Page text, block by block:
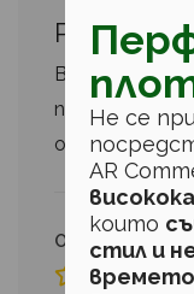
Не се
AR
които
стил и
Ревюта
Вашият
публикуван.
отбелязани с
Отношение